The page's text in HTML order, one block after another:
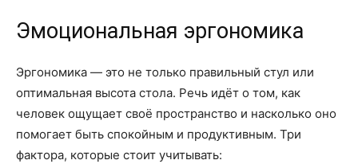
Эмоциональная эргономика
Эргономика — это не только правильный стул или
оптимальная высота стола. Речь идёт о том, как
человек ощущает своё пространство и насколько оно
помогает быть спокойным и продуктивным. Три
фактора, которые стоит учитывать: